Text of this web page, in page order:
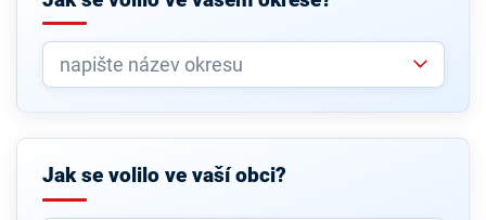
Jak se volilo ve vaší obci?